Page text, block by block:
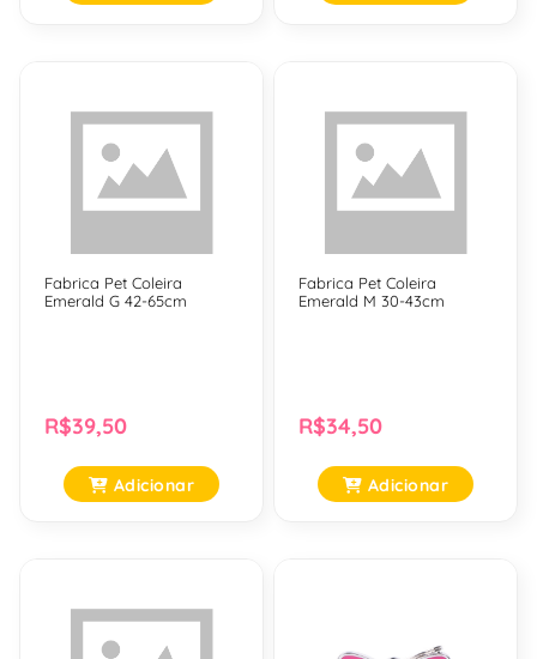
Fabrica Pet Coleira
Emerald G 42-65cm
R$39,50
Adicionar
Fabrica Pet Coleira
Emerald M 30-43cm
R$34,50
Adicionar